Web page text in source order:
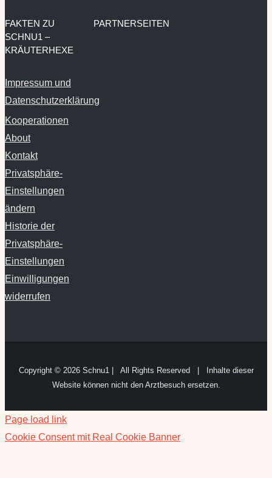
FAKTEN ZU
SCHNU1 –
KRÄUTERHEXE
Impressum und
Datenschutzerklärung
Kooperationen
About
Kontakt
Privatsphäre-
Einstellungen
ändern
Historie der
Privatsphäre-
Einstellungen
Einwilligungen
widerrufen
PARTNERSEITEN
Copyright © 2026 Schnu1 | All Rights Reserved | Inhalte dieser
Website können nicht den Arztbesuch ersetzen.
Page load link
Cookie Consent mit Real Cookie Banner